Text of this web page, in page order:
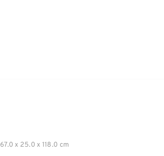
67.0 x 25.0 x 118.0 cm